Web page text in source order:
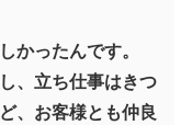
かったんです。
、立ち仕事はきつ
、お客様とも仲良